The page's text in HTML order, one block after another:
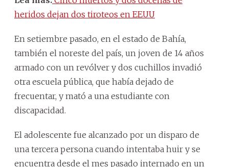
heridos dejan dos tiroteos en EEUU
En setiembre pasado, en el estado de Bahía,
también el noreste del país, un joven de 14 años
armado con un revólver y dos cuchillos invadió
otra escuela pública, que había dejado de
frecuentar, y mató a una estudiante con
discapacidad.
El adolescente fue alcanzado por un disparo de
una tercera persona cuando intentaba huir y se
encuentra desde el mes pasado internado en un